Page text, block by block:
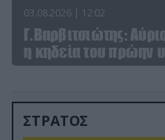
03.08.2026 | 12:02
Γ.Βαρβιτσιώτης:
η κηδεία του πρώην
ΣΤΡΑΤΟΣ